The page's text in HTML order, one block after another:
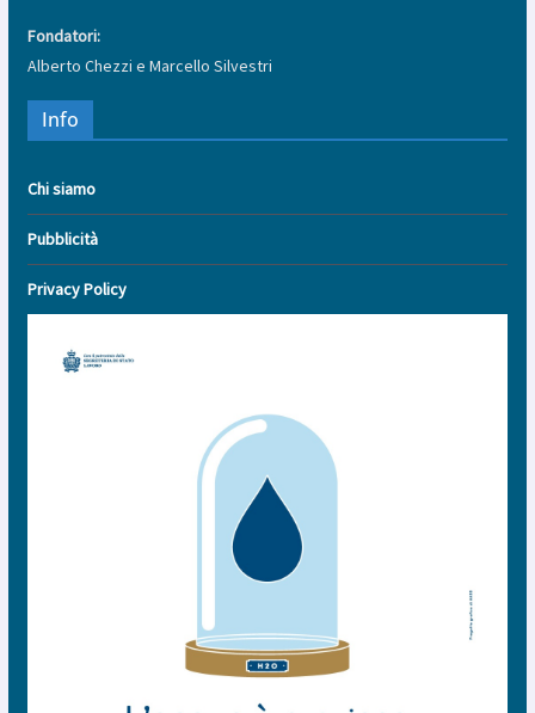
Fondatori:
Alberto Chezzi e Marcello Silvestri
Info
Chi siamo
Pubblicità
Privacy Policy